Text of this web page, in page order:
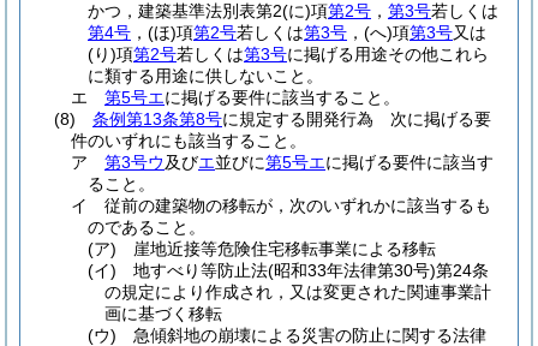
かつ，建築基準法別表第2(に)項第2号 ， 第3号若しくは
第4号 ， (ほ)項第2号若しくは第3号 ， (へ)項第3号又は
(り)項第2号若しくは第3号に掲げる用途その他これら
に類する用途に供しないこと。
エ
第5号エに掲げる要件に該当すること。
(8)
条例第13条第8号に規定する開発行為 次に掲げる要
件のいずれにも該当すること。
ア
第3号ウ及びエ並びに第5号エに掲げる要件に該当す
ること。
イ
従前の建築物の移転が，次のいずれかに該当するも
のであること。
(ア)
崖地近接等危険住宅移転事業による移転
(イ)
地すべり等防止法(昭和33年法律第30号)第24条
の規定により作成され，又は変更された関連事業計
画に基づく移転
(ウ)
急傾斜地の崩壊による災害の防止に関する法律